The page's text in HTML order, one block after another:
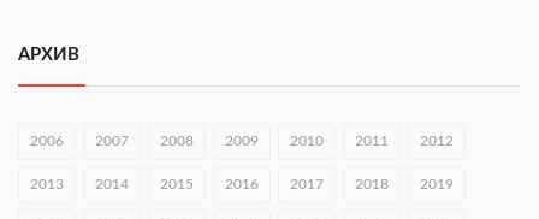
раза
АРХИВ
2006 2007 2008 2009 2010 2011 2012
2013 2014 2015 2016 2017 2018 2019